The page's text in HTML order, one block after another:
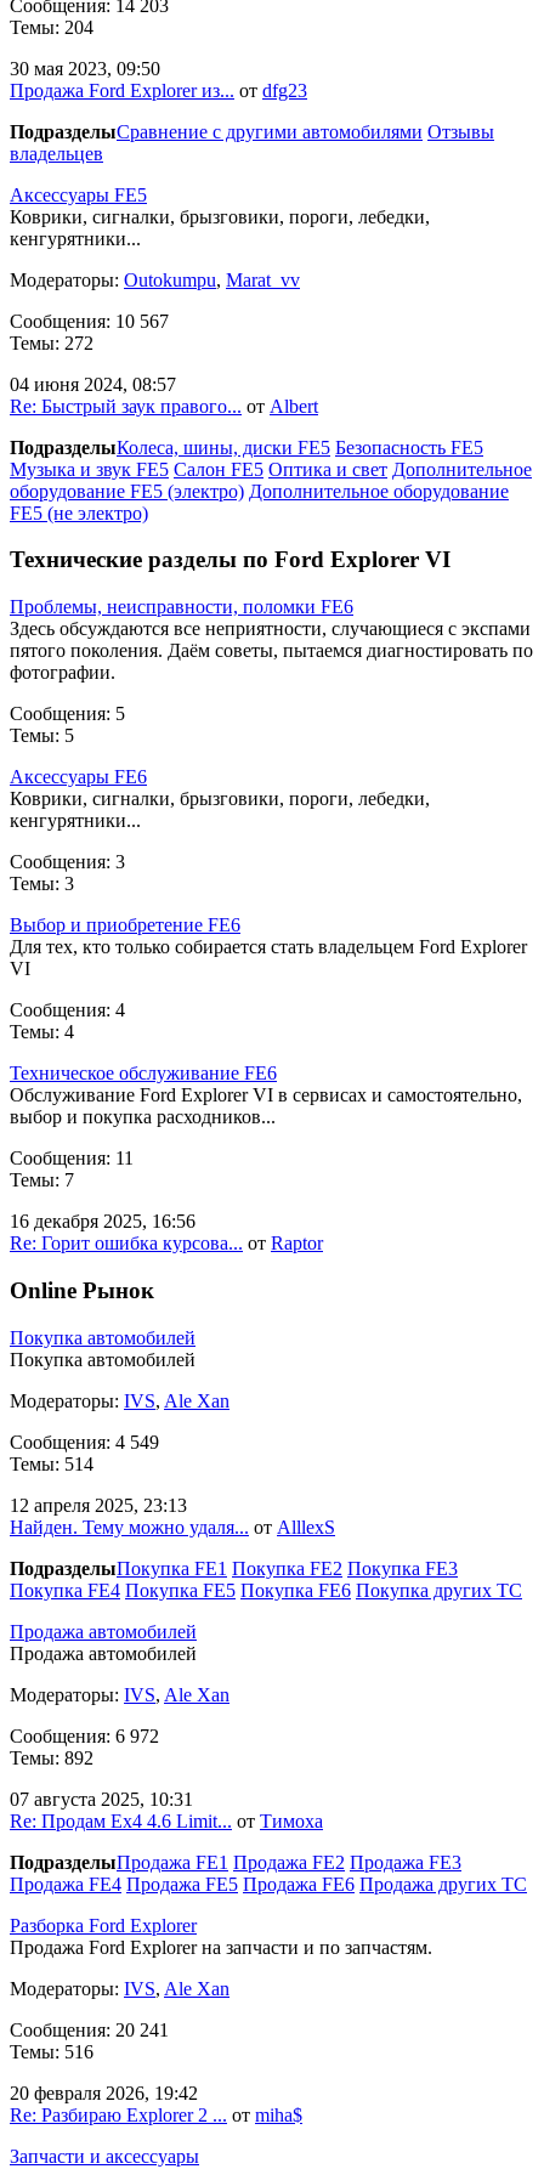
Сообщения: 14 203
Темы: 204
30 мая 2023, 09:50
Продажа Ford Explorer из... от dfg23
ПодразделыСравнение с другими автомобилями Отзывы
владельцев
Аксессуары FE5
Коврики, сигналки, брызговики, пороги, лебедки,
кенгурятники...
Модераторы: Outokumpu, Marat_vv
Сообщения: 10 567
Темы: 272
04 июня 2024, 08:57
Re: Быстрый заук правого... от Albert
ПодразделыКолеса, шины, диски FE5 Безопасность FE5
Музыка и звук FE5 Салон FE5 Оптика и свет Дополнительное
оборудование FE5 (электро) Дополнительное оборудование
FE5 (не электро)
Технические разделы по Ford Explorer VI
Проблемы, неисправности, поломки FE6
Здесь обсуждаются все неприятности, случающиеся с экспами
пятого поколения. Даём советы, пытаемся диагностировать по
фотографии.
Сообщения: 5
Темы: 5
Аксессуары FE6
Коврики, сигналки, брызговики, пороги, лебедки,
кенгурятники...
Сообщения: 3
Темы: 3
Выбор и приобретение FE6
Для тех, кто только собирается стать владельцем Ford Explorer
VI
Сообщения: 4
Темы: 4
Техническое обслуживание FE6
Обслуживание Ford Explorer VI в сервисах и самостоятельно,
выбор и покупка расходников...
Сообщения: 11
Темы: 7
16 декабря 2025, 16:56
Re: Горит ошибка курсова... от Raptor
Online Рынок
Покупка автомобилей
Покупка автомобилей
Модераторы: IVS, Ale Xan
Сообщения: 4 549
Темы: 514
12 апреля 2025, 23:13
Найден. Тему можно удаля... от AlllexS
ПодразделыПокупка FE1 Покупка FE2 Покупка FE3
Покупка FE4 Покупка FE5 Покупка FE6 Покупка других ТС
Продажа автомобилей
Продажа автомобилей
Модераторы: IVS, Ale Xan
Сообщения: 6 972
Темы: 892
07 августа 2025, 10:31
Re: Продам Ex4 4.6 Limit... от Тимоха
ПодразделыПродажа FE1 Продажа FE2 Продажа FE3
Продажа FE4 Продажа FE5 Продажа FE6 Продажа других ТС
Разборка Ford Explorer
Продажа Ford Explorer на запчасти и по запчастям.
Модераторы: IVS, Ale Xan
Сообщения: 20 241
Темы: 516
20 февраля 2026, 19:42
Re: Разбираю Explorer 2 ... от miha$
Запчасти и аксессуары